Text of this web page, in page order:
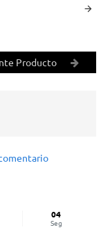
Producto
04
Seg